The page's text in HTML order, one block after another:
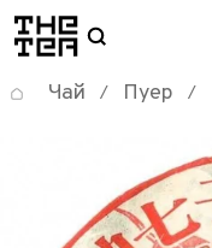
логотип
Чай / Пуер /